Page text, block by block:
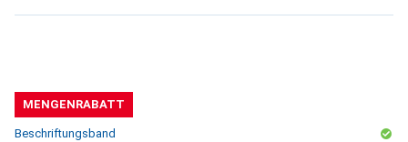
MENGENRABATT
Beschriftungsband